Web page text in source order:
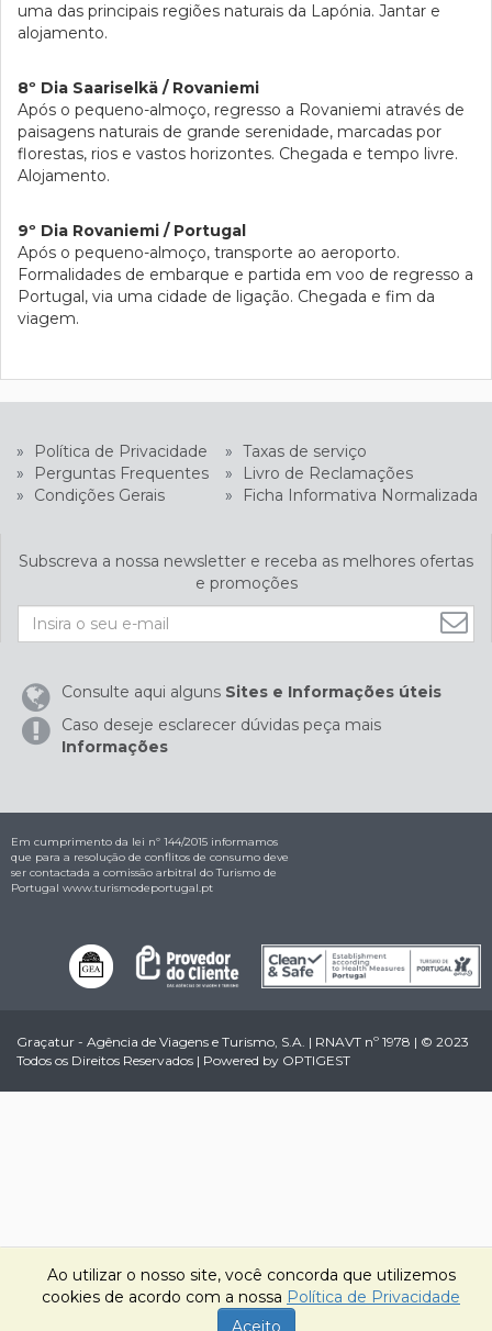
uma das principais regiões naturais da Lapónia. Jantar e
alojamento.
8º Dia Saariselkä / Rovaniemi
Após o pequeno-almoço, regresso a Rovaniemi através de
paisagens naturais de grande serenidade, marcadas por
florestas, rios e vastos horizontes. Chegada e tempo livre.
Alojamento.
9º Dia Rovaniemi / Portugal
Após o pequeno-almoço, transporte ao aeroporto.
Formalidades de embarque e partida em voo de regresso a
Portugal, via uma cidade de ligação. Chegada e fim da
viagem.
» Política de Privacidade » Taxas de serviço
»
Perguntas Frequentes »
Livro de Reclamações
»
Condições Gerais » Ficha Informativa Normalizada
Subscreva a nossa newsletter e receba as melhores ofertas
e promoções
Consulte aqui alguns Sites e Informações úteis
Caso deseje esclarecer dúvidas peça mais
Informações
Em cumprimento da lei nº 144/2015 informamos
que para a resolução de conflitos de consumo deve
ser contactada a comissão arbitral do Turismo de
Portugal www.turismodeportugal.pt
Graçatur - Agência de Viagens e Turismo, S.A. | RNAVT nº 1978 | © 2023
Todos os Direitos Reservados | Powered by OPTIGEST
Ao utilizar o nosso site, você concorda que utilizemos
cookies de acordo com a nossa Política de Privacidade
Aceito